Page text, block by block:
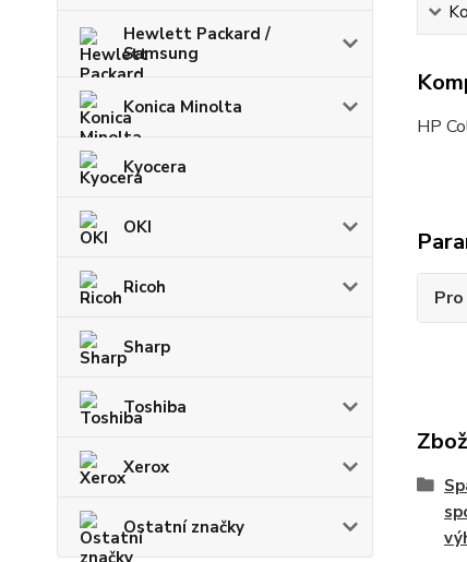
Hewlett Packard /
Samsung
Konica Minolta
Kyocera
OKI
Ricoh
Sharp
Toshiba
Xerox
Ostatní značky
HP